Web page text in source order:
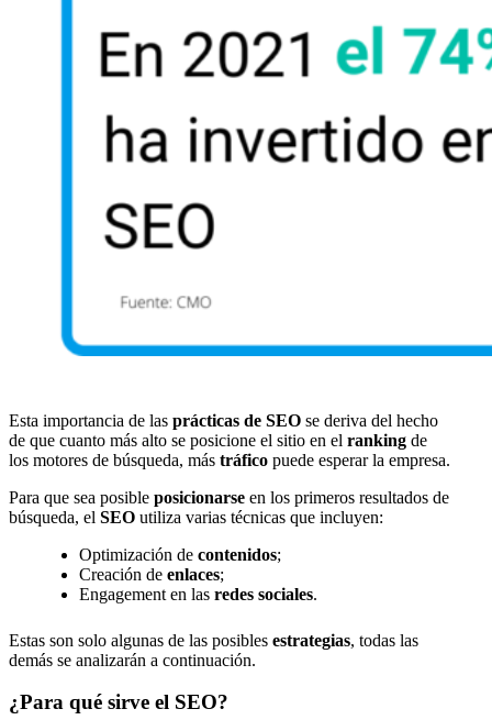
Esta importancia de las prácticas de SEO se deriva del hecho
de que cuanto más alto se posicione el sitio en el ranking de
los motores de búsqueda, más tráfico puede esperar la empresa.
Para que sea posible posicionarse en los primeros resultados de
búsqueda, el SEO utiliza varias técnicas que incluyen:
Optimización de contenidos;
Creación de enlaces;
Engagement en las redes sociales.
Estas son solo algunas de las posibles estrategias, todas las
demás se analizarán a continuación.
¿Para qué sirve el SEO?